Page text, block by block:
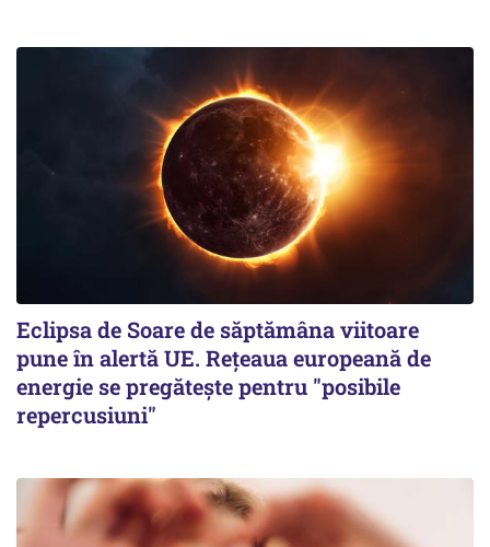
Eclipsa de Soare de săptămâna viitoare
pune în alertă UE. Rețeaua europeană de
energie se pregătește pentru "posibile
repercusiuni"